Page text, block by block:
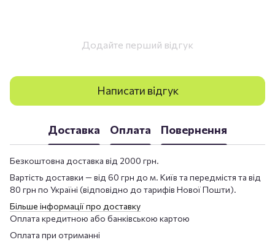
Додайте перший відгук
Написати відгук
Доставка Оплата Повернення
Безкоштовна доставка від 2000 грн.
Вартість доставки — від 60 грн до м. Київ та передмістя та від
80 грн по Україні (відповідно до тарифів Нової Пошти).
Більше інформації про доставку
Оплата кредитною або банківською картою
Оплата при отриманні